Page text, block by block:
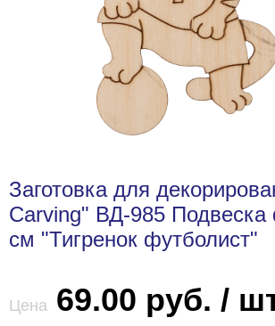
Заготовка для
Carving" ВД-985
см "Тигренок футболист"
Цена 69.00 руб. /